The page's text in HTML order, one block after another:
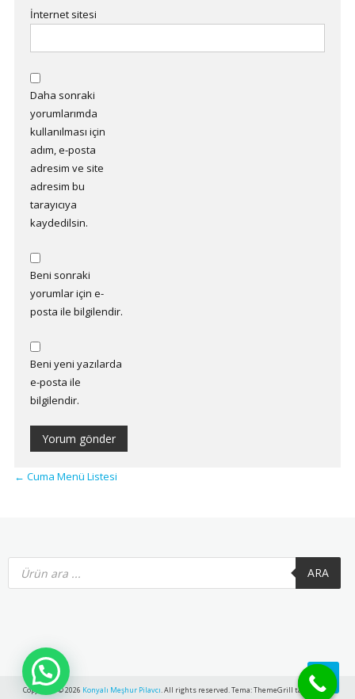
İnternet sitesi
Daha sonraki
yorumlarımda
kullanılması için
adım, e-posta
adresim ve site
adresim bu
tarayıcıya
kaydedilsin.
Beni sonraki
yorumlar için e-
posta ile bilgilendir.
Beni yeni yazılarda
e-posta ile
bilgilendir.
← Cuma Menü Listesi
Products
search ARA
Copyright © 2026 Konyalı Meşhur Pilavcı . All rights reserved. Tema: ThemeGrill tarafından